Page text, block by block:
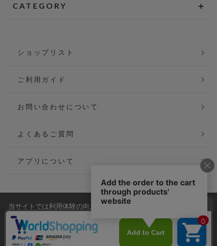
CATEGORY
ショップリスト
ご利用ガイド
お問い合わせについて
よくあるご質問
アプリについて
会社概要
ご利用規約
個人情報保護方針
当サイトでは利用体験の向上およびコンテンツの最適な提供、ト
ラフィックの分析を目的としてCookieを使用しています。
サイトの閲覧を継続された場合、Cookieの利用に同意したことも
のといたします。